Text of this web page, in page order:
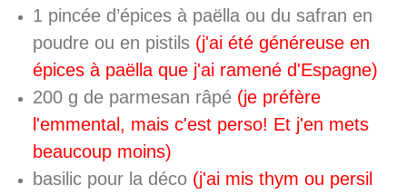
1 pincée d’épices à paëlla ou du safran en
poudre ou en pistils (j'ai été généreuse en
épices à paëlla que j'ai ramené d'Espagne)
200 g de parmesan râpé (je préfère
l'emmental, mais c'est perso! Et j'en mets
beaucoup moins)
basilic pour la déco (j'ai mis thym ou persil